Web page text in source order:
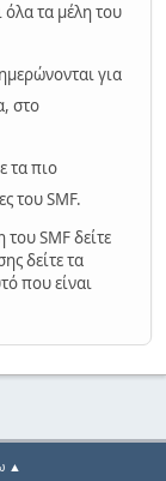
τα μέλη του
για
στο
τα πιο
του SMF.
SMF δείτε
δείτε τα
που είναι
▲